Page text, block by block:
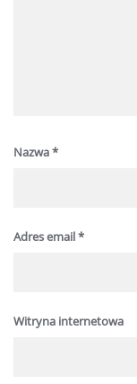
Nazwa*
Adres email*
Witryna internetowa